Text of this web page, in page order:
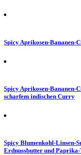
Spicy Aprikosen-Bananen-
Spicy Aprikosen-Bananen-
scharfem indischen Curry
Spicy Blumenkohl-Linsen-
Erdnussbutter und